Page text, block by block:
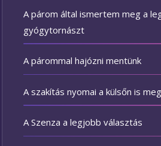
A párom által ismertem meg a
gyógytornászt
A párommal hajózni mentünk
A szakítás nyomai a külsőn is
A Szenza a legjobb választás